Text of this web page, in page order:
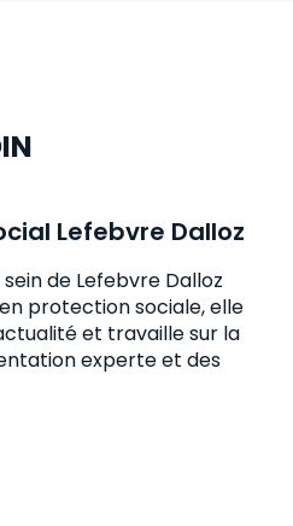
Lefebvre Dalloz
de Lefebvre Dalloz
protection sociale, elle
et travaille sur la
experte et des